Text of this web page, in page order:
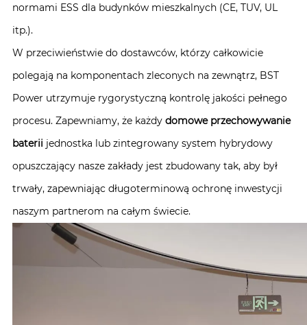
normami ESS dla budynków mieszkalnych (CE, TUV, UL
itp.).
W przeciwieństwie do dostawców, którzy całkowicie
polegają na komponentach zleconych na zewnątrz, BST
Power utrzymuje rygorystyczną kontrolę jakości pełnego
procesu. Zapewniamy, że każdydomowe przechowywanie
baterii jednostka lub zintegrowany system hybrydowy
opuszczający nasze zakłady jest zbudowany tak, aby był
trwały, zapewniając długoterminową ochronę inwestycji
naszym partnerom na całym świecie.